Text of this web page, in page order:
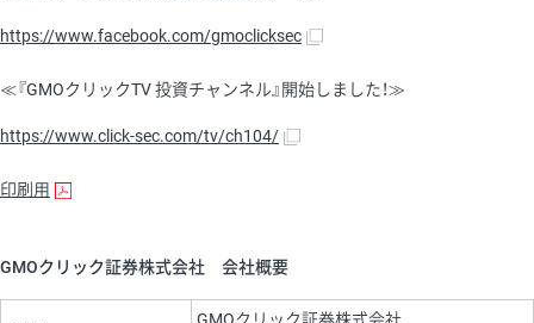
https://www.facebook.com/gmoclicksec
≪『GMOクリックTV 投資チャンネル』開始しました！≫
https://www.click-sec.com/tv/ch104/
印刷用
GMOクリック証券株式会社 会社概要